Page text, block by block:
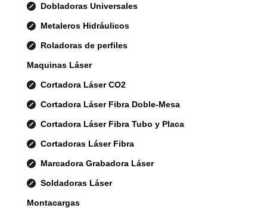
Dobladoras Universales
Metaleros Hidráulicos
Roladoras de perfiles
Maquinas Láser
Cortadora Láser CO2
Cortadora Láser Fibra Doble-Mesa
Cortadora Láser Fibra Tubo y Placa
Cortadoras Láser Fibra
Marcadora Grabadora Láser
Soldadoras Láser
Montacargas